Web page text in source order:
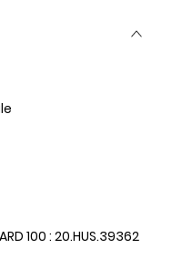
100 : 20.HUS.39362